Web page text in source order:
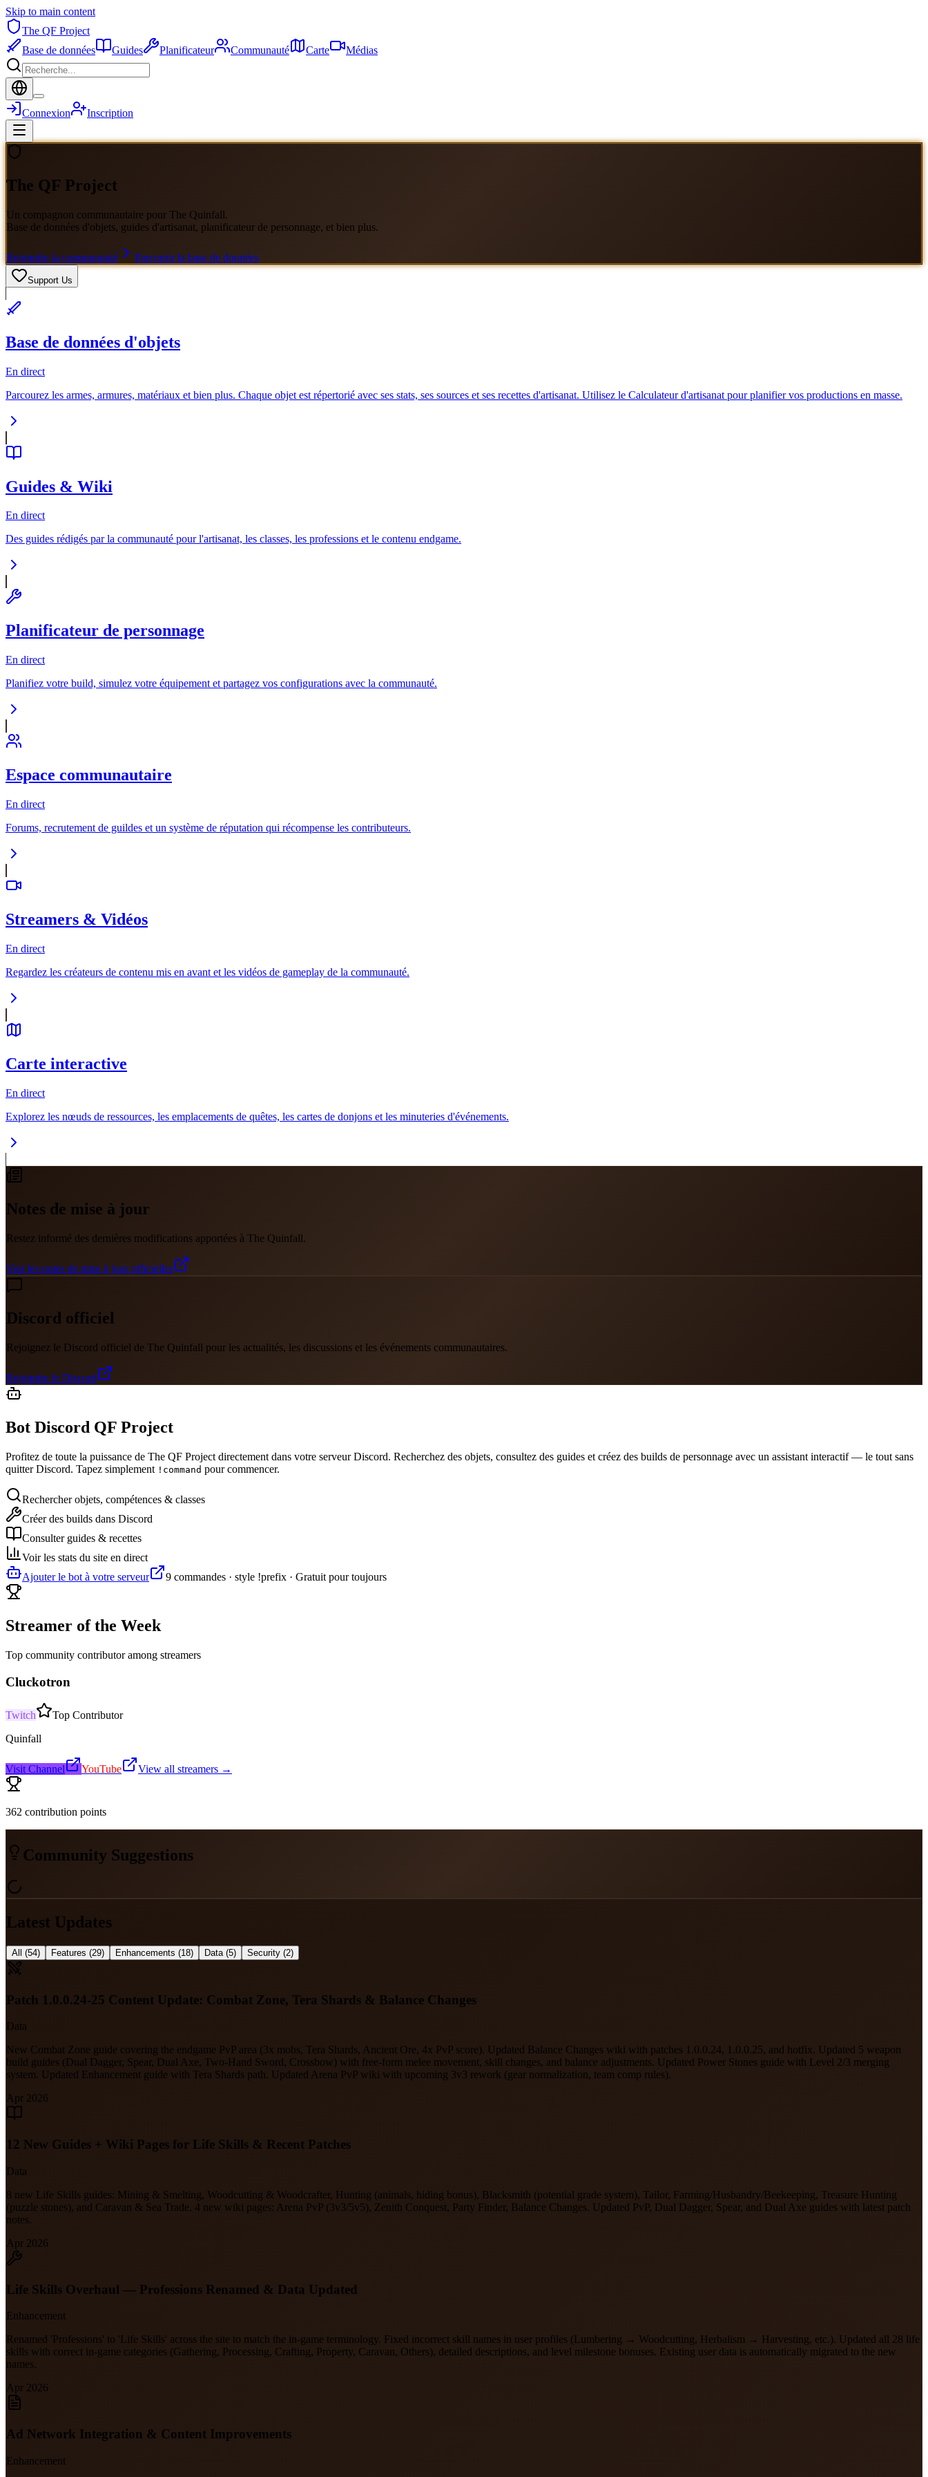
Skip to main content
The QF Project
Base de données
Guides Planificateur Communauté Carte Médias
Connexion Inscription
The QF Project
Un compagnon communautaire pour The Quinfall.
Base de données d'objets, guides d'artisanat, planificateur de personnage, et bien plus.
Rejoindre la communauté Parcourir la base de données
Support Us
Base de données d'objets
En direct
Parcourez les armes, armures, matériaux et bien plus. Chaque objet est répertorié avec ses stats, ses sources et ses recettes d'artisanat. Utilisez le Calculateur d'artisanat pour planifier vos productions en masse.
Guides & Wiki
En direct
Des guides rédigés par la communauté pour l'artisanat, les classes, les professions et le contenu endgame.
Planificateur de personnage
En direct
Planifiez votre build, simulez votre équipement et partagez vos configurations avec la communauté.
Espace communautaire
En direct
Forums, recrutement de guildes et un système de réputation qui récompense les contributeurs.
Streamers & Vidéos
En direct
Regardez les créateurs de contenu mis en avant et les vidéos de gameplay de la communauté.
Carte interactive
En direct
Explorez les nœuds de ressources, les emplacements de quêtes, les cartes de donjons et les minuteries d'événements.
Notes de mise à jour
Restez informé des dernières modifications apportées à The Quinfall.
Voir les notes de mise à jour officielles
Discord officiel
Rejoignez le Discord officiel de The Quinfall pour les actualités, les discussions et les événements communautaires.
Rejoindre le Discord
Bot Discord QF Project
Profitez de toute la puissance de The QF Project directement dans votre serveur Discord. Recherchez des objets, consultez des guides et créez des builds de personnage avec un assistant interactif— le tout sans
quitter Discord. Tapez simplement !command pour commencer.
Rechercher objets, compétences & classes
Créer des builds dans Discord
Consulter guides & recettes
Voir les stats du site en direct
Ajouter le bot à votre serveur
9 commandes · style !prefix · Gratuit pour toujours
Streamer of the Week
Top community contributor among streamers
Cluckotron
Twitch
Top Contributor
Quinfall
Visit Channel YouTube View all streamers →
362 contribution points
Community Suggestions
Latest Updates
All (54) Features (29) Enhancements (18) Data(5) Security (2)
Patch 1.0.0.24-25 Content Update: Combat Zone, Tera Shards & Balance Changes
Data
New Combat Zone guide covering the endgame PvP area (3x mobs, Tera Shards, Ancient Ore, 4x PvP score). Updated Balance Changes wiki with patches 1.0.0.24, 1.0.0.25, and hotfix. Updated 5 weapon
build guides (Dual Dagger, Spear, Dual Axe, Two-Hand Sword, Crossbow) with free-form melee movement, skill changes, and balance adjustments. Updated Power Stones guide with Level 2/3 merging
system. Updated Enhancement guide with Tera Shards path. Updated Arena PvP wiki with upcoming 3v3 rework (gear normalization, team comp rules).
Apr 2026
12 New Guides + Wiki Pages for Life Skills & Recent Patches
Data
8 new Life Skills guides: Mining & Smelting, Woodcutting & Woodcrafter, Hunting (animals, hiding bonus), Blacksmith (potential grade system), Tailor, Farming/Husbandry/Beekeeping, Treasure Hunting
(puzzle stones), and Caravan & Sea Trade. 4 new wiki pages: Arena PvP (3v3/5v5), Zenith Conquest, Party Finder, Balance Changes. Updated PvP, Dual Dagger, Spear, and Dual Axe guides with latest patch
notes.
Apr 2026
Life Skills Overhaul — Professions Renamed & Data Updated
Enhancement
Renamed 'Professions' to 'Life Skills' across the site to match the in-game terminology. Fixed incorrect skill names in user profiles (Lumbering → Woodcutting, Herbalism → Harvesting, etc.). Updated all 28 life
skills with correct in-game categories (Gathering, Processing, Crafting, Property, Caravan, Others), detailed descriptions, and level milestone bonuses. Existing user data is automatically migrated to the new
names.
Apr 2026
Ad Network Integration & Content Improvements
Enhancement